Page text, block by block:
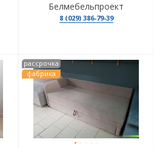
Белмебельпроект
8 (029) 386-79-39
рассрочка
фабрика